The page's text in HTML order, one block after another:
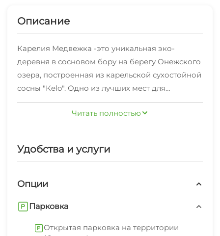
Описание
Карелия Медвежка -это уникальная эко-
деревня в сосновом бору на берегу Онежского
озера, построенная из карельской сухостойной
сосны "Кelo". Одно из лучших мест для
семейного отдыха в Карелии, здесь Вы сможете
отдохнуть от городской суеты, шума машин и
большой компании, так и уютный коттедж для
меблировка позволяет чувствовать себя
сочетаются на фоне природы.
озерах водится приличное количество рыбы, в
Читать полностью
Удобства и услуги
Опции
Парковка
Открытая парковка на территории